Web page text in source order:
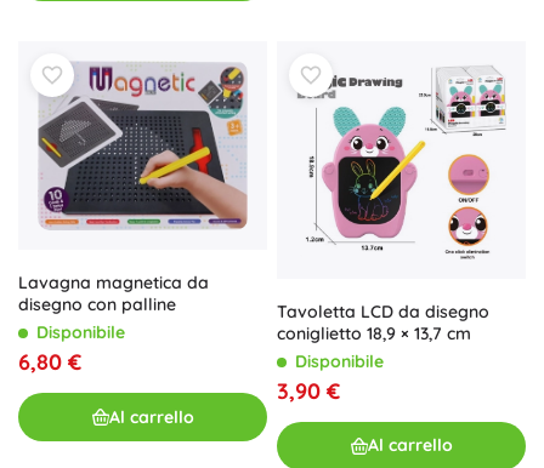
Lavagna magnetica da
disegno con palline
Disponibile
6,80 €
Al carrello
Tavoletta LCD da disegno
coniglietto 18,9 × 13,7 cm
Disponibile
3,90 €
Al carrello